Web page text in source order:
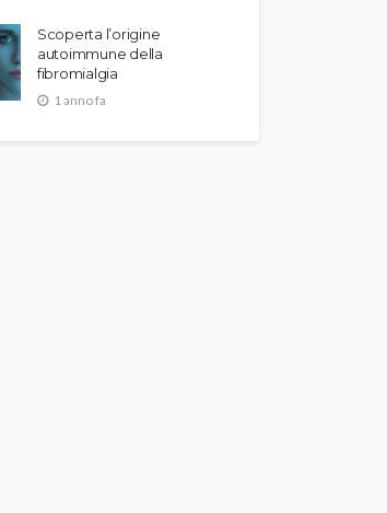
Scoperta l’origine
autoimmune della
fibromialgia
1 anno fa